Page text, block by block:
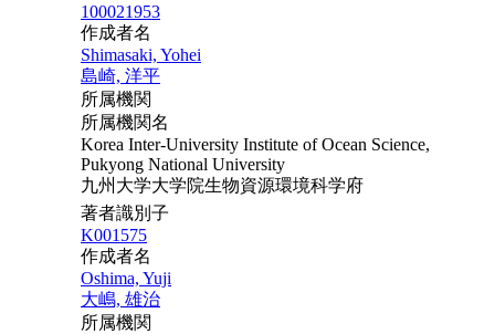
100021953
作成者名
Shimasaki, Yohei
島崎, 洋平
所属機関
所属機関名
Korea Inter-University Institute of Ocean Science,
Pukyong National University
九州大学大学院生物資源環境科学府
著者識別子
K001575
作成者名
Oshima, Yuji
大嶋, 雄治
所属機関